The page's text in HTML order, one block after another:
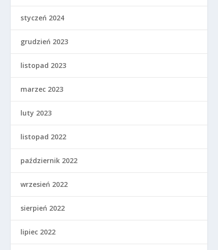
styczeń 2024
grudzień 2023
listopad 2023
marzec 2023
luty 2023
listopad 2022
październik 2022
wrzesień 2022
sierpień 2022
lipiec 2022